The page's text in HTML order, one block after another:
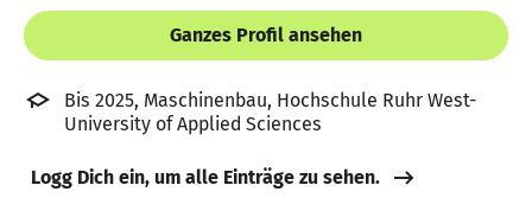
Ganzes Profil ansehen
Bis 2025, Maschinenbau, Hochschule Ruhr West-
University of Applied Sciences
Logg Dich ein, um alle Einträge zu sehen.